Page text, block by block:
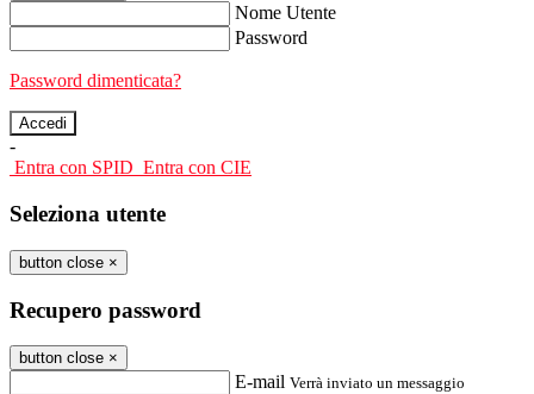
Nome Utente
Password
Password dimenticata?
-
Entra con SPID Entra con CIE
Seleziona utente
button close ×
Recupero password
button close ×
E-mail Verrà inviato un messaggio